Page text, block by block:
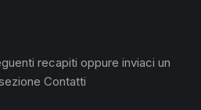
recapiti oppure inviaci un
Contatti